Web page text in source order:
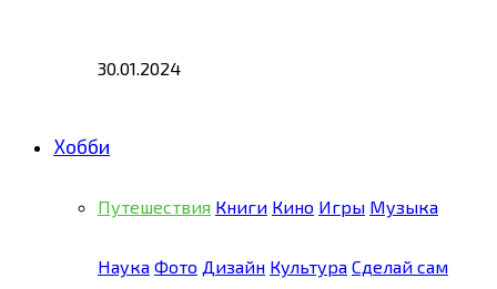
30.01.2024
Хобби
Путешествия Книги Кино Игры Музыка
Наука Фото Дизайн Культура Сделай сам